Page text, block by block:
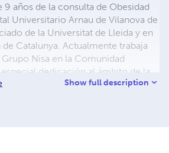
9 años de la consulta de Obesidad
Universitario Arnau de Vilanova de
de la Universitat de Lleida y en
Catalunya. Actualmente trabaja
Nisa en la Comunidad
dedicación al ámbito de la
Show full description